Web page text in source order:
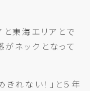
東海エリアとで
がネックとなって
れない！」と５年